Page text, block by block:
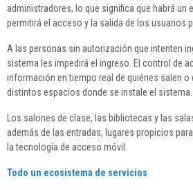
administradores, lo que significa que habrá un
permitirá el acceso y la salida de los usuarios
A las personas sin autorización que intenten
sistema les impedirá el ingreso. El control de
información en tiempo real de quiénes salen o
distintos espacios donde se instale el sistema.
Los salones de clase, las bibliotecas y las
además de las entradas, lugares propicios
la tecnología de acceso móvil.
Todo un ecosistema de servicios